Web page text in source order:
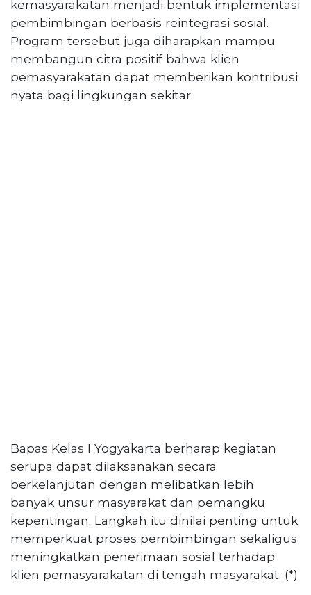
kemasyarakatan menjadi bentuk implementasi
pembimbingan berbasis reintegrasi sosial.
Program tersebut juga diharapkan mampu
membangun citra positif bahwa klien
pemasyarakatan dapat memberikan kontribusi
nyata bagi lingkungan sekitar.
Bapas Kelas I Yogyakarta berharap kegiatan
serupa dapat dilaksanakan secara
berkelanjutan dengan melibatkan lebih
banyak unsur masyarakat dan pemangku
kepentingan. Langkah itu dinilai penting untuk
memperkuat proses pembimbingan sekaligus
meningkatkan penerimaan sosial terhadap
klien pemasyarakatan di tengah masyarakat. (*)